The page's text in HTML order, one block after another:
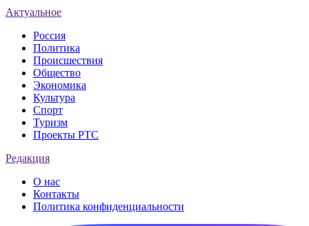
Актуальное
Россия
Политика
Происшествия
Общество
Экономика
Культура
Спорт
Туризм
Проекты РТС
Редакция
О нас
Контакты
Политика конфиденциальности